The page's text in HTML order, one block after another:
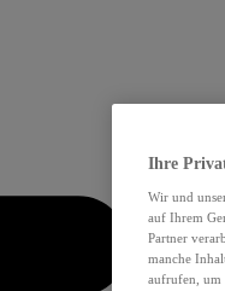
Ihre
Wir und
auf Ihrem
Partner
manche
aufrufen, um